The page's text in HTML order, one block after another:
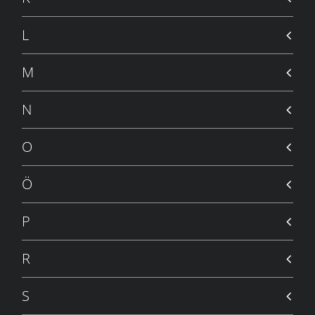
GÖNÜL MAHKEMESI
6 MAYIS 2009
DAVET-I AŞK
6 MAYIS 2009
YANDIRSAM SENI
23 NISAN 2009
12 NISAN 2009
GECE DÜŞLERI
ÜZÜLDÜM
23 MART 2009
BENSIZ GECELER
L
M
N
O
Ö
P
R
S